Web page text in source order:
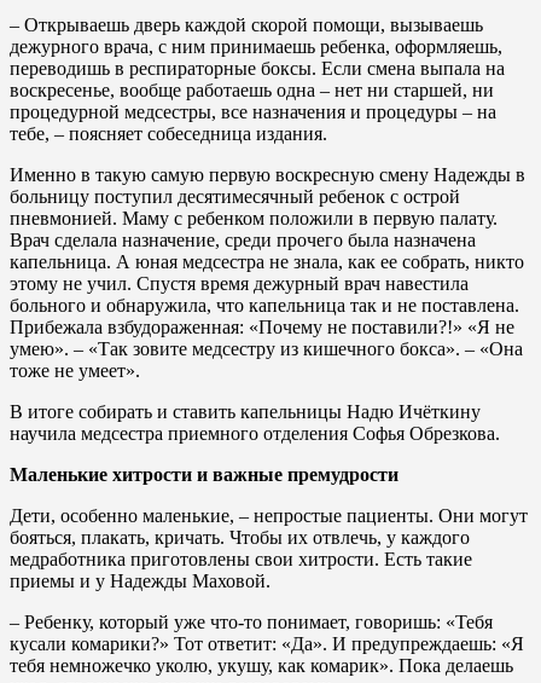
– Открываешь дверь каждой скорой помощи, вызываешь
дежурного врача, с ним принимаешь ребенка, оформляешь,
переводишь в респираторные боксы. Если смена выпала на
воскресенье, вообще работаешь одна – нет ни старшей, ни
процедурной медсестры, все назначения и процедуры – на
тебе, – поясняет собеседница издания.
Именно в такую самую первую воскресную смену Надежды в
больницу поступил десятимесячный ребенок с острой
пневмонией. Маму с ребенком положили в первую палату.
Врач сделала назначение, среди прочего была назначена
капельница. А юная медсестра не знала, как ее собрать, никто
этому не учил. Спустя время дежурный врач навестила
больного и обнаружила, что капельница так и не поставлена.
Прибежала взбудораженная: «Почему не поставили?!» «Я не
умею». – «Так зовите медсестру из кишечного бокса». – «Она
тоже не умеет».
В итоге собирать и ставить капельницы Надю Ичёткину
научила медсестра приемного отделения Софья Обрезкова.
Маленькие хитрости и важные премудрости
Дети, особенно маленькие, – непростые пациенты. Они могут
бояться, плакать, кричать. Чтобы их отвлечь, у каждого
медработника приготовлены свои хитрости. Есть такие
приемы и у Надежды Маховой.
– Ребенку, который уже что-то понимает, говоришь: «Тебя
кусали комарики?» Тот ответит: «Да». И предупреждаешь: «Я
тебя немножечко уколю, укушу, как комарик». Пока делаешь